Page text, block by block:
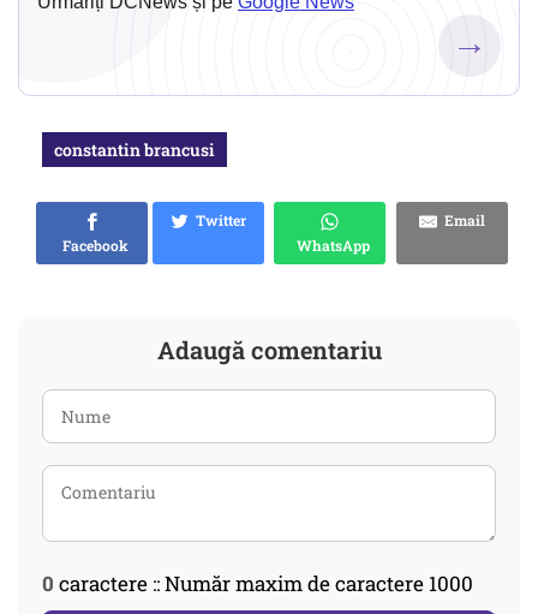
→
constantin brancusi
Facebook
Twitter
WhatsApp
Email
Adaugă comentariu
0 caractere :: Număr maxim de caractere 1000